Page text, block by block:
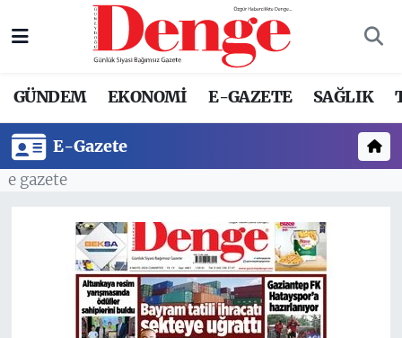
GÜNDEM EKONOMİ E-GAZETE SAĞLIK
E-Gazete
e gazete
Nöbetçi Eczaneler
Tüm Manşetler
Son Dakika Haberleri